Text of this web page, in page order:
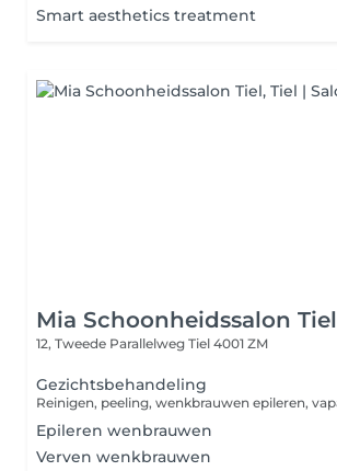
Smart aesthetics treatment
Mia Schoonheidssalon Tiel
12, Tweede Parallelweg Tiel 4001 ZM
Gezichtsbehandeling
Epileren wenbrauwen
Verven wenkbrauwen